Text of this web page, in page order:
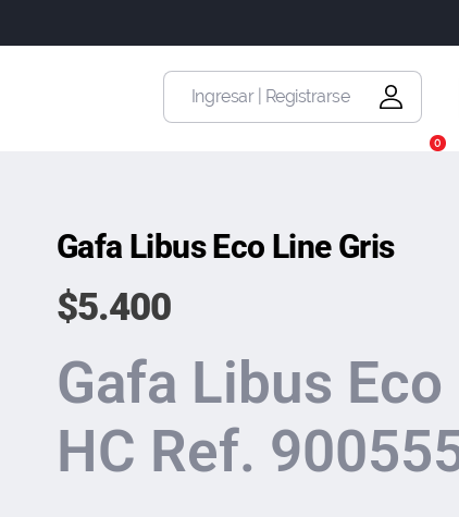
Ingresar | Registrarse
0
Gafa Libus Eco Line Gris
$5.400
Gafa Libus
HC Ref.